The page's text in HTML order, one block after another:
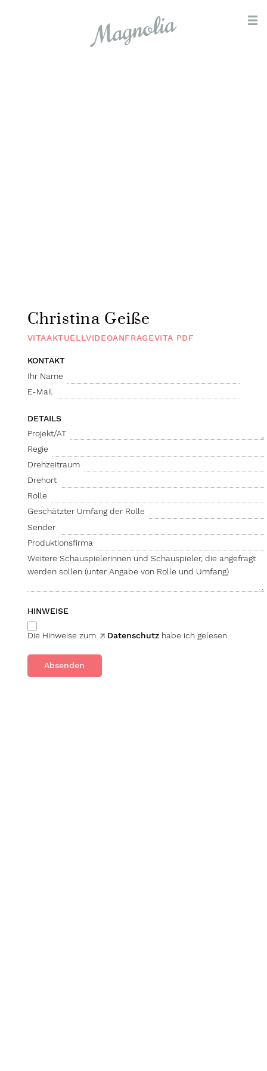
Christina Geiße
VITAAKTUELLVIDEOANFRAGEVITA PDF
ANFRAGE
KONTAKT
Ihr Name
E-Mail
DETAILS
Projekt/AT
Regie
Drehzeitraum
Drehort
Rolle
Geschätzter Umfang der Rolle
Sender
Produktionsfirma
Weitere Schau­spieler­innen und Schau­spieler, die an­gefragt
werden sollen (unter Angabe von Rolle und Umfang)
HINWEISE
Die Hinweise zum Datenschutzhabe ich gelesen.
Absenden